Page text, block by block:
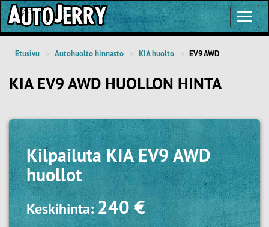
Etusivu Autohuolto hinnasto KIA huolto EV9 AWD
KIA EV9 AWD HUOLLON HINTA
KilpailutaKIA EV9 AWD
huollot
Keskihinta:240 €